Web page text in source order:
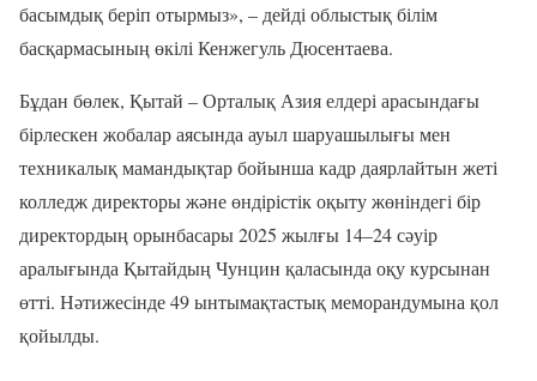
басымдық беріп отырмыз», – дейді облыстық білім
басқармасының өкілі Кенжегуль Дюсентаева.
Бұдан бөлек, Қытай – Орталық Азия елдері арасындағы
бірлескен жобалар аясында ауыл шаруашылығы мен
техникалық мамандықтар бойынша кадр даярлайтын жеті
колледж директоры және өндірістік оқыту жөніндегі бір
директордың орынбасары 2025 жылғы 14–24 сәуір
аралығында Қытайдың Чунцин қаласында оқу курсынан
өтті. Нәтижесінде 49 ынтымақтастық меморандумына қол
қойылды.